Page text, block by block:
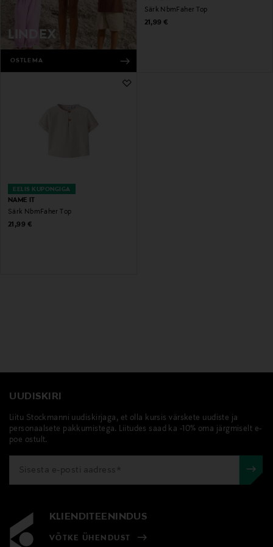
LINDEX
OSTLEMA
Särk NbmFaher Top
Original Price
21,99 €
EELIS KUPONGIGA
NAME IT
Särk NbmFaher Top
Original Price
21,99 €
UUDISKIRI
Liitu Stockmanni uudiskirjaga, et olla kursis värskete uudiste ja
personaalsete pakkumistega. Liitudes saad ka -10% oma järgmiselt e-
poe ostult.
KLIENDITEENINDUS
VÕTKE ÜHENDUST